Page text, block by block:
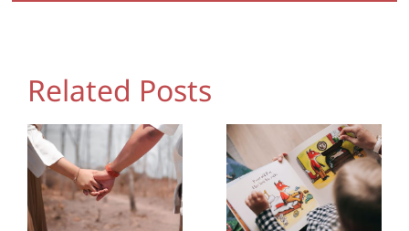
Related Posts